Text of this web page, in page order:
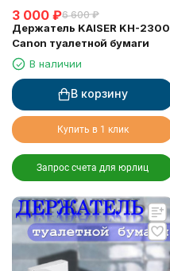
3 000 ₽6 600 ₽
Держатель KAISER KH-2300
Canon туалетной бумаги
В наличии
В корзину
Купить в 1 клик
Запрос счета для юрлиц